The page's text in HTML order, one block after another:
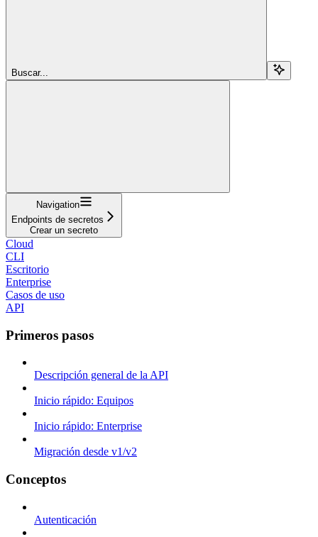
Buscar...
Navigation
Endpoints de secretos
Crear un secreto
Cloud
CLI
Escritorio
Enterprise
Casos de uso
API
Primeros pasos
Descripción general de la API
Inicio rápido: Equipos
Inicio rápido: Enterprise
Migración desde v1/v2
Conceptos
Autenticación